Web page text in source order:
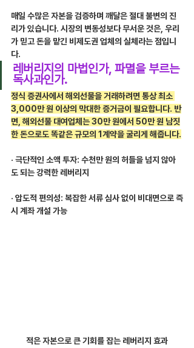
매일 수많은 자본을 검증하며 깨달은 절대 불변의 진
리가 있습니다. 시장의 변동성보다 무서운 것은, 우리
가 믿고 돈을 맡긴 비제도권 업체의 실체라는 점입니
다.
레버리지의 마법인가, 파멸을 부르는
독사과인가.
정식 증권사에서 해외선물을 거래하려면 통상 최소
3,000만 원 이상의 막대한 증거금이 필요합니다. 반
면, 해외선물 대여업체는 30만 원에서 50만 원 남짓
한 돈으로도 똑같은 규모의 1계약을 굴리게 해줍니다.
· 극단적인 소액 투자: 수천만 원의 허들을 넘지 않아
도 되는 강력한 레버리지
· 압도적 편의성: 복잡한 서류 심사 없이 비대면으로 즉
시 계좌 개설 가능
적은 자본으로 큰 기회를 잡는 레버리지 효과